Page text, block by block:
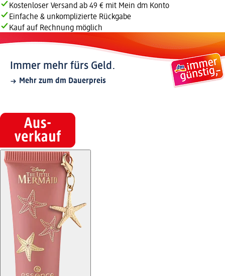
Kostenloser Versand ab 49 € mit Mein dm Konto
Einfache & unkomplizierte Rückgabe
Kauf auf Rechnung möglich
Immer mehr fürs Geld.
Mehr zum dm Dauerpreis